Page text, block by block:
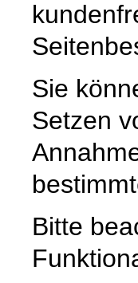
Sie
Setzen
Bitte